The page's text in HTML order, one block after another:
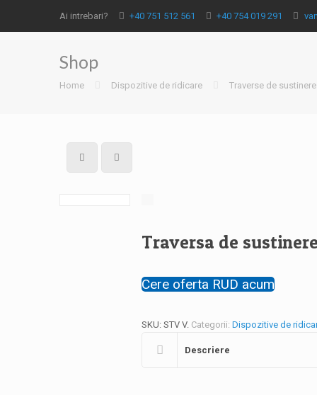
Ai intrebari? +40 751 512 561 +40 754 019 291
Shop
Home Dispozitive de ridicare Traverse de sustinere
Traversa de
Cere oferta RUD acum
SKU: STV V. Categorii: Dispozitive de
Descriere